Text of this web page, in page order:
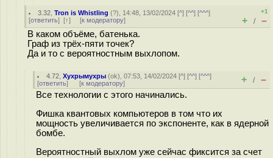
3.32 ,Tron is Whistling (?), 14:48, 13/02/2024 [^] [^^] [^^^]
[ответить] [↑] [к модератору]
+1
+ / –
В каком объёме, батенька.
Граф из трёх-пяти точек?
Да и то с вероятностным выхлопом.
4.72 ,Хухрымухры (ok), 07:53, 14/02/2024 [^] [^^] [^^^]
[ответить] [к модератору] + / –
Все технологии с этого начинались.
Фишка квантовых компьютеров в том что их
мощность увеличивается по экспоненте, как в ядерной
бомбе.
Вероятностный выхлом уже сейчас фиксится за счет